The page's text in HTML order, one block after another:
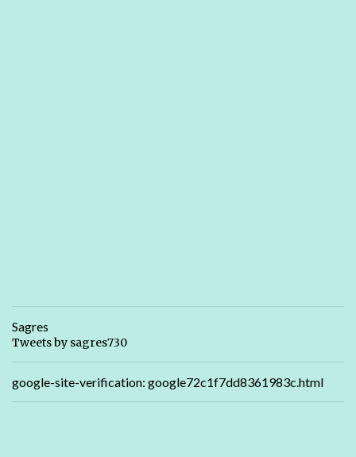
Sagres
Tweets by sagres730
google-site-verification: google72c1f7dd8361983c.html